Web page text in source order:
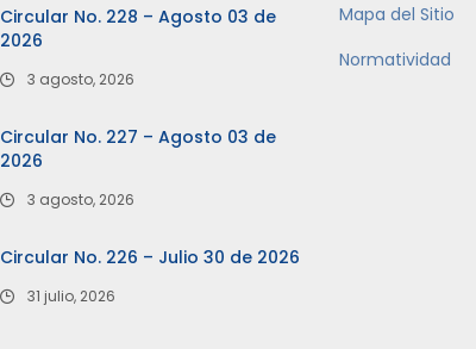
Circular No. 228 – Agosto 03 de
2026
3 agosto, 2026
Circular No. 227 – Agosto 03 de
2026
3 agosto, 2026
Circular No. 226 – Julio 30 de 2026
31 julio, 2026
Mapa del Sitio
Normatividad